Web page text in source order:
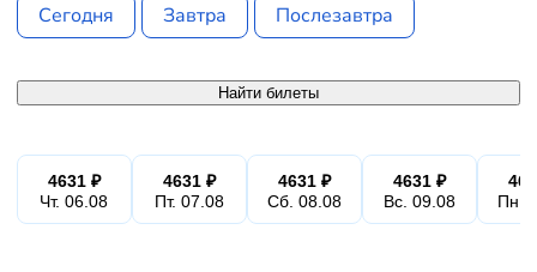
Сегодня Завтра Послезавтра
Найти билеты
4631 ₽
Чт. 06.08
4631 ₽
Пт. 07.08
4631 ₽
Сб. 08.08
4631 ₽
Вс. 09.08
Пн.